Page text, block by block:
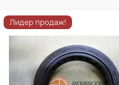
Лидер продаж!